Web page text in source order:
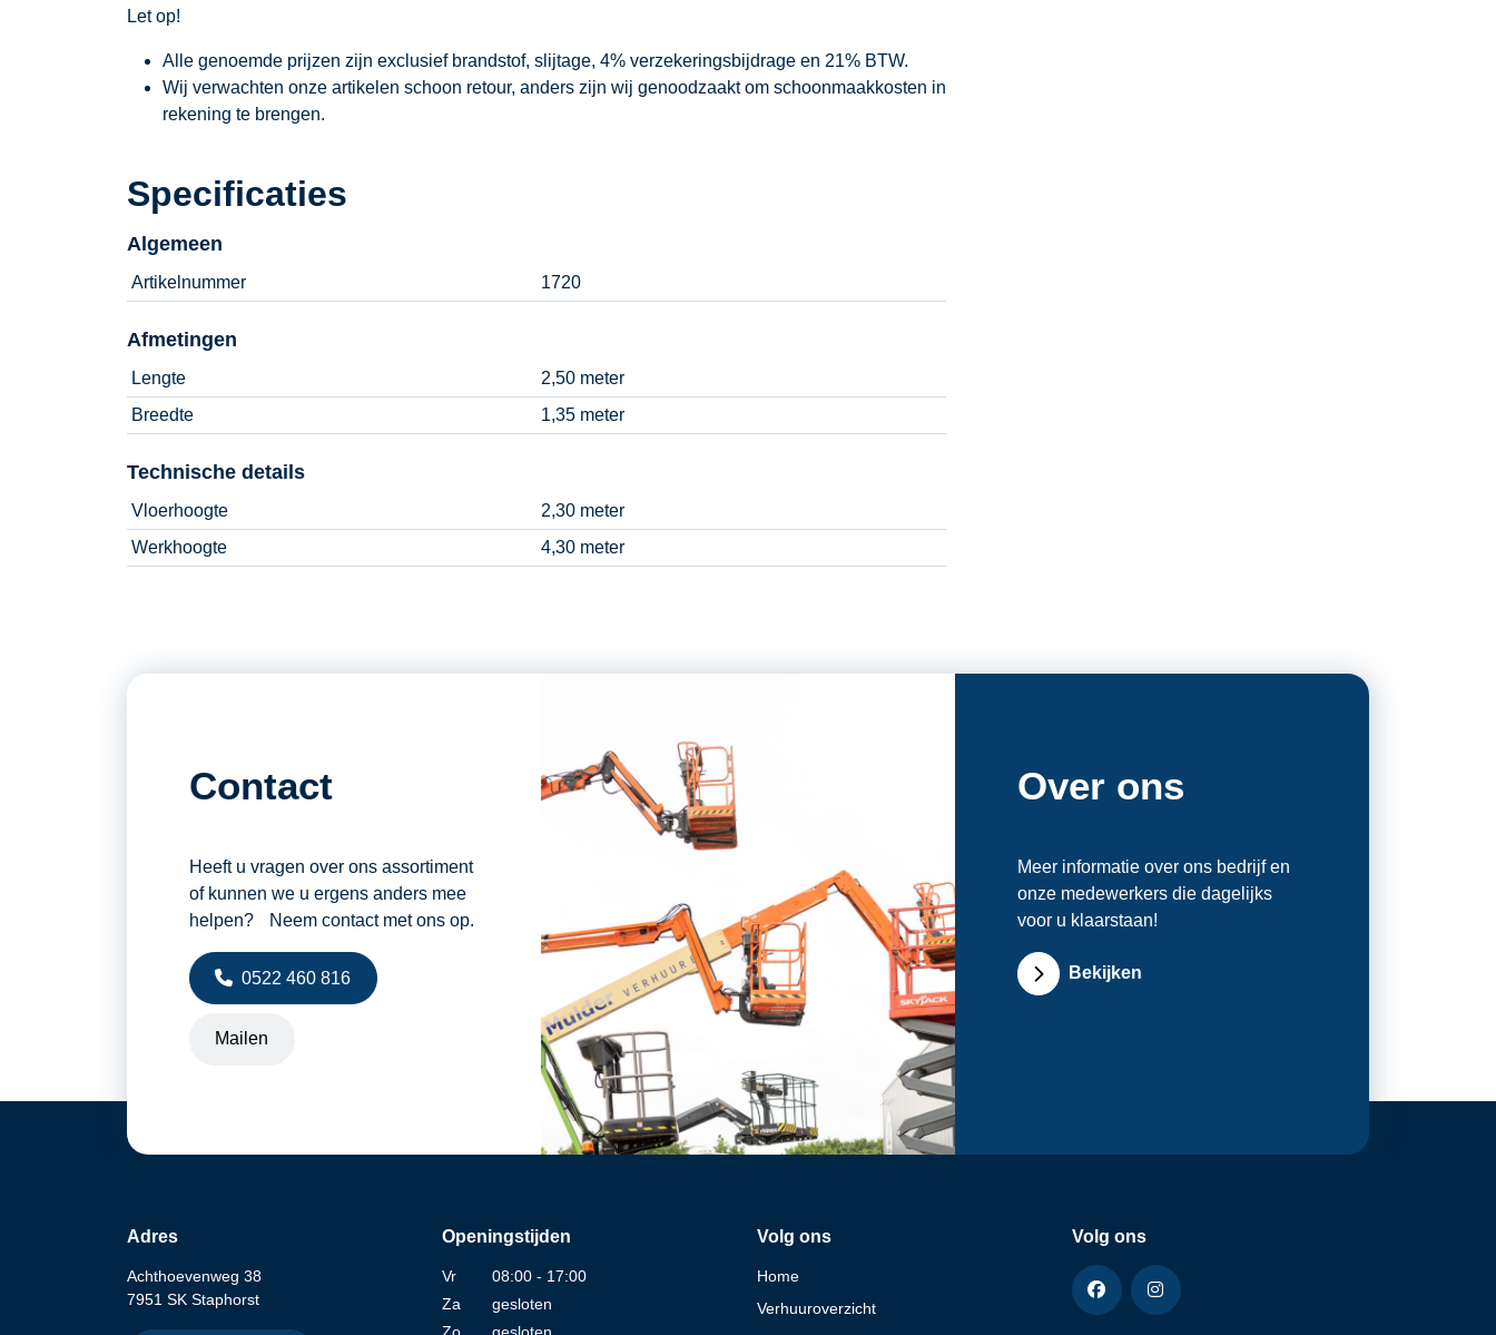
Let op!
Alle genoemde prijzen zijn exclusief brandstof, slijtage, 4% verzekeringsbijdrage en 21% BTW.
Wij verwachten onze artikelen schoon retour, anders zijn wij genoodzaakt om schoonmaakkosten in
rekening te brengen.
Specificaties
Algemeen
Artikelnummer 1720
Afmetingen
Lengte
2,50 meter
Breedte
1,35 meter
Technische details
Vloerhoogte
2,30 meter
Werkhoogte
4,30 meter
Contact
Heeft u vragen over ons assortiment
of kunnen we u ergens anders mee
helpen? Neem contact met ons op.
0522 460 816
Mailen
Over ons
Meer informatie over ons bedrijf en
onze medewerkers die dagelijks
voor u klaarstaan!
Bekijken
Adres
Achthoevenweg 38
7951 SK Staphorst
Openingstijden
Vr
08:00 - 17:00
Za
gesloten
Zo
gesloten
Volg ons
Home
Verhuuroverzicht
Volg ons